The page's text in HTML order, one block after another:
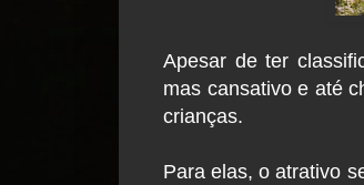
Apesar de ter
mas cansativo e até
crianças.
Para elas, o atrativo